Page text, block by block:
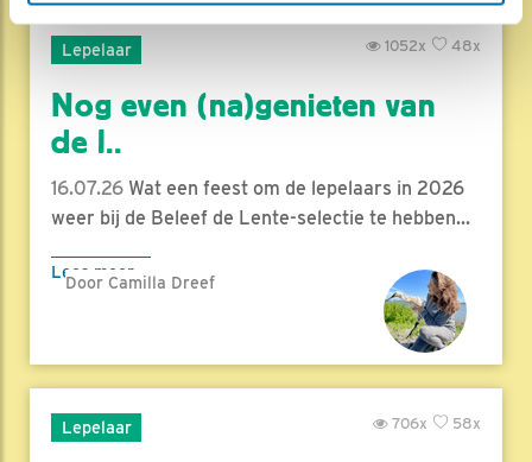
Lepelaar 48x
1052x
Nog even (na)genieten van
de l..
16.07.26 Wat een feest om de lepelaars in 2026
weer bij de Beleef de Lente-selectie te hebben...
Lees meer
Door Camilla Dreef
Lepelaar 58x
706x